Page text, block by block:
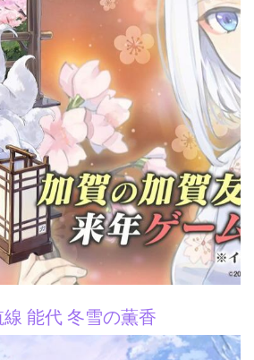
能代 冬雪の薫香